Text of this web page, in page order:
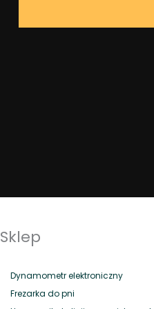
Sklep
Dynamometr elektroniczny
Frezarka do pni